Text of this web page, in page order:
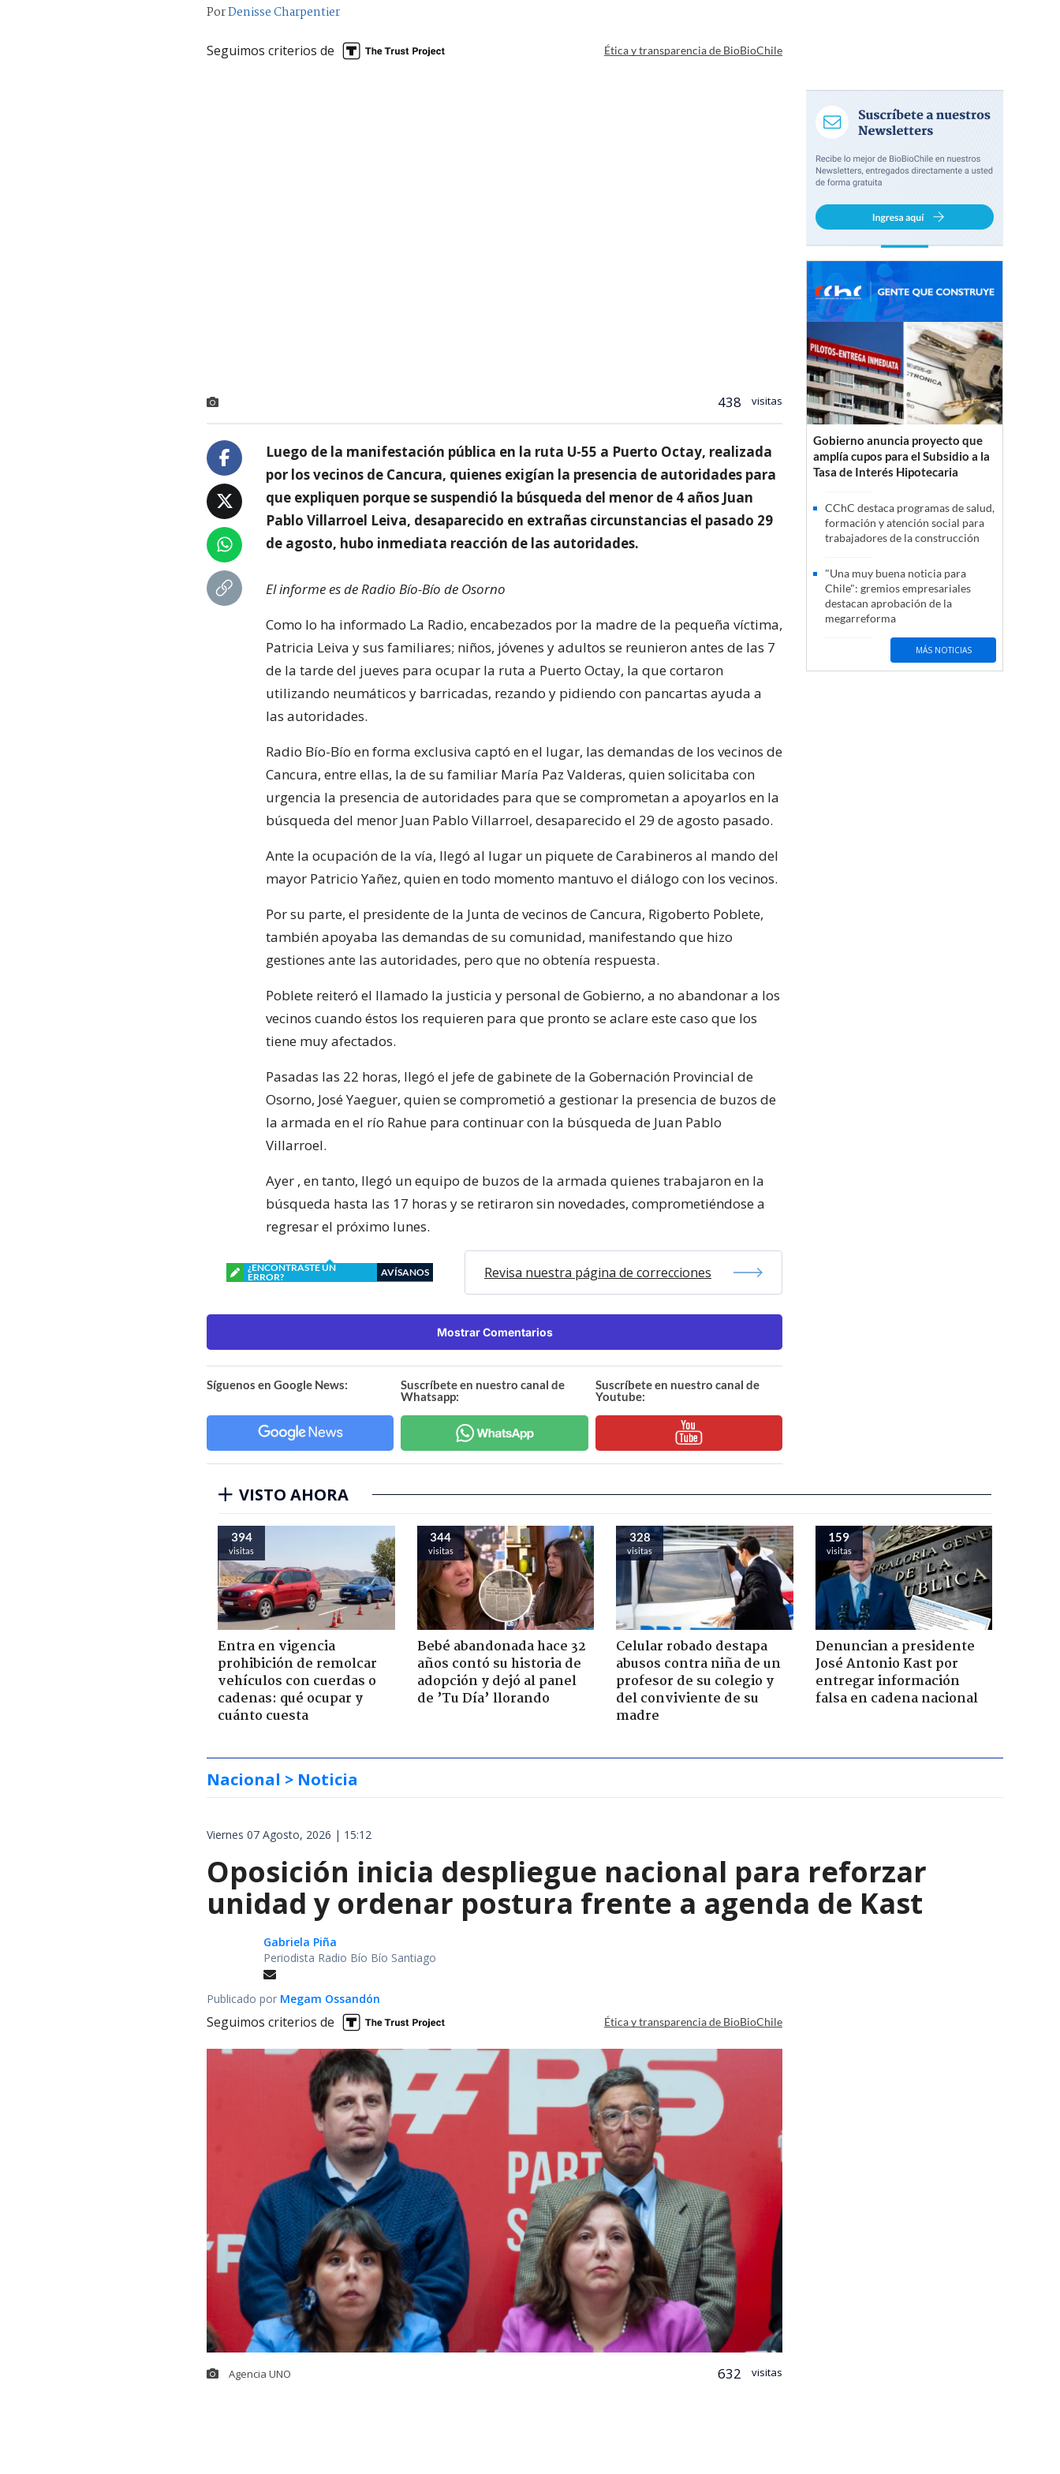
PorDenisse Charpentier
Seguimos criterios de Ética y transparencia de BioBioChile
438 visitas
Luego de la manifestación pública en la ruta U-55 a Puerto Octay, realizada
por los vecinos de Cancura, quienes exigían la presencia de autoridades para
que expliquen porque se suspendió la búsqueda del menor de 4 años Juan
Pablo Villarroel Leiva, desaparecido en extrañas circunstancias el pasado 29
de agosto, hubo inmediata reacción de las autoridades.
El informe es de Radio Bío-Bío de Osorno
Como lo ha informado La Radio, encabezados por la madre de la pequeña víctima,
Patricia Leiva y sus familiares; niños, jóvenes y adultos se reunieron antes de las 7
de la tarde del jueves para ocupar la ruta a Puerto Octay, la que cortaron
utilizando neumáticos y barricadas, rezando y pidiendo con pancartas ayuda a
las autoridades.
Radio Bío-Bío en forma exclusiva captó en el lugar, las demandas de los vecinos de
Cancura, entre ellas, la de su familiar María Paz Valderas, quien solicitaba con
urgencia la presencia de autoridades para que se comprometan a apoyarlos en la
búsqueda del menor Juan Pablo Villarroel, desaparecido el 29 de agosto pasado.
Ante la ocupación de la vía, llegó al lugar un piquete de Carabineros al mando del
mayor Patricio Yañez, quien en todo momento mantuvo el diálogo con los vecinos.
Por su parte, el presidente de la Junta de vecinos de Cancura, Rigoberto Poblete,
también apoyaba las demandas de su comunidad, manifestando que hizo
gestiones ante las autoridades, pero que no obtenía respuesta.
Poblete reiteró el llamado la justicia y personal de Gobierno, a no abandonar a los
vecinos cuando éstos los requieren para que pronto se aclare este caso que los
tiene muy afectados.
Pasadas las 22 horas, llegó el jefe de gabinete de la Gobernación Provincial de
Osorno, José Yaeguer, quien se comprometió a gestionar la presencia de buzos de
la armada en el río Rahue para continuar con la búsqueda de Juan Pablo
Villarroel.
Ayer , en tanto, llegó un equipo de buzos de la armada quienes trabajaron en la
búsqueda hasta las 17 horas y se retiraron sin novedades, comprometiéndose a
regresar el próximo lunes.
¿ENCONTRASTE UN
ERROR?
AVÍSANOS Revisa nuestra página de correcciones
Mostrar Comentarios
Síguenos en Google News:
Suscríbete en nuestro canal de
Whatsapp:
Suscríbete en nuestro canal de
Youtube:
Gobierno anuncia proyecto que
amplía cupos para el Subsidio a la
Tasa de Interés Hipotecaria
CChC destaca programas de salud,
formación y atención social para
trabajadores de la construcción
"Una muy buena noticia para
Chile": gremios empresariales
destacan aprobación de la
megarreforma
MÁS NOTICIAS
VISTO AHORA
394
visitas
Entra en vigencia
prohibición de remolcar
vehículos con cuerdas o
cadenas: qué ocupar y
cuánto cuesta
344
visitas
Bebé abandonada hace 32
años contó su historia de
adopción y dejó al panel
de ’Tu Día’ llorando
328
visitas
Celular robado destapa
abusos contra niña de un
profesor de su colegio y
del conviviente de su
madre
159
visitas
Denuncian a presidente
José Antonio Kast por
entregar información
falsa en cadena nacional
Nacional > Noticia
Viernes 07 Agosto, 2026 | 15:12
Oposición inicia despliegue nacional para reforzar
unidad y ordenar postura frente a agenda de Kast
Gabriela Piña
Periodista Radio Bío Bío Santiago
Publicado por Megam Ossandón
Seguimos criterios de Ética y transparencia de BioBioChile
Agencia UNO 632 visitas